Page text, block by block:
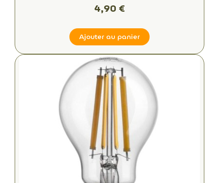
4,90 €
Ajouter au panier